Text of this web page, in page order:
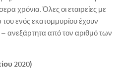
χρόνια. Όλες οι εταιρείες με
ενός εκατομμυρίου έχουν
– ανεξάρτητα από τον αριθμό των
2020)